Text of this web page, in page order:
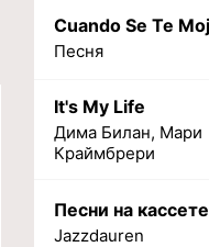
Песня
It's My Life
Дима Билан, Мари
Краймбрери
Песни на кассете
Jazzdauren